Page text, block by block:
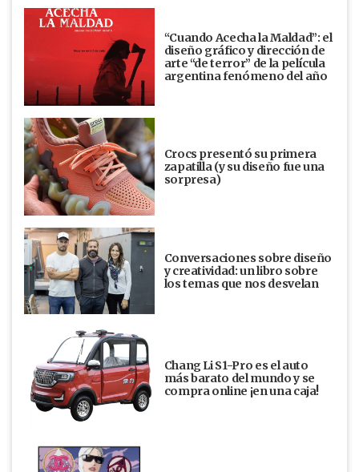
“Cuando Acecha la Maldad”: el
diseño gráfico y dirección de
arte “de terror” de la película
argentina fenómeno del año
Crocs presentó su primera
zapatilla (y su diseño fue una
sorpresa)
Conversaciones sobre diseño
y creatividad: un libro sobre
los temas que nos desvelan
Chang Li S1-Pro es el auto
más barato del mundo y se
compra online ¡en una caja!